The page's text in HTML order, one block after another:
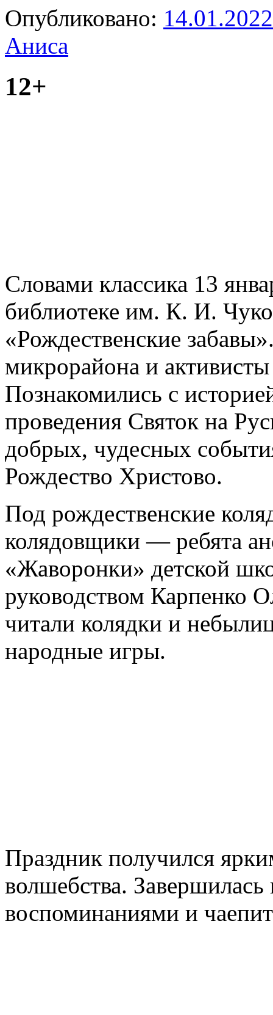
Опубликовано: 14.01.2022
Аниса
12+
Словами классика 13
библиотеке им. К. И.
«Рождественские
микрорайона и
Познакомились с
проведения Святок на
добрых, чудесных
Рождество Христово.
Под рождественские
колядовщики — ребята
«Жаворонки» детской
руководством Карпенко
читали колядки и
народные игры.
Праздник получился
волшебства. Завершилась
воспоминаниями и